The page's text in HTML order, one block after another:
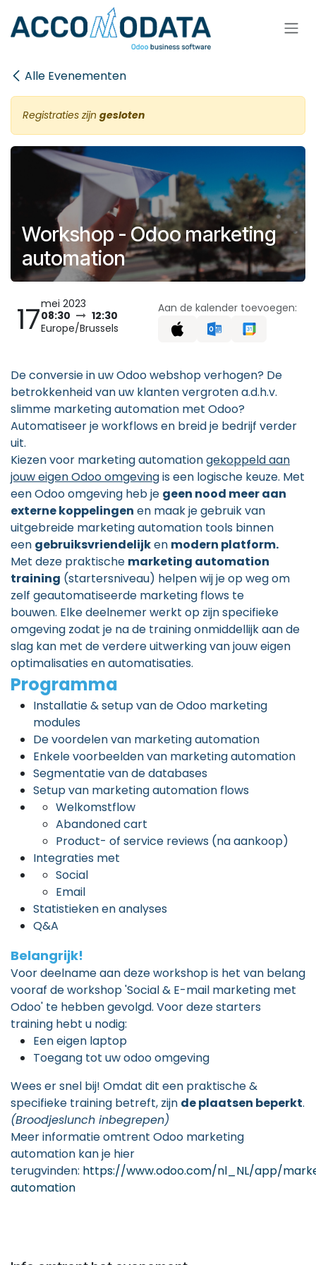
Overslaan naar inhoud
Alle Evenementen
Registraties zijn gesloten
Workshop - Odoo marketing
automation
17mei 2023
08:30
12:30
Europe/Brussels
Aan de kalender toevoegen:
De conversie in uw Odoo webshop verhogen? De
betrokkenheid van uw klanten vergroten a.d.h.v.
slimme marketing automation met Odoo?
Automatiseer je workflows en breid je bedrijf verder
uit.
Kiezen voor marketing automationgekoppeld aan
jouw eigen Odoo omgevingis een logische keuze. Met
een Odoo omgeving heb je geen nood meer aan
externe koppelingen en maak je gebruik van
uitgebreide marketing automation tools binnen
een gebruiksvriendelijken modern platform.
Met deze praktische marketing automation
training (startersniveau) helpen wij je op weg om
zelf geautomatiseerde marketing flows te
bouwen. Elke deelnemer werkt op zijn specifieke
omgeving zodat je na de training onmiddellijk aan de
slag kan met de verdere uitwerking van jouw eigen
optimalisaties en automatisaties.
Programma
Installatie & setup van de Odoo marketing
modules
De voordelen van marketing automation
Enkele voorbeelden van marketing automation
Segmentatie van de databases
Setup van marketing automation flows
Welkomstflow
Abandoned cart
Product- of service reviews (na aankoop)
Integraties met
Social
Email
Statistieken en analyses
Q&A
Belangrijk!
Voor deelname aan deze workshop is het van belang
vooraf de workshop'Social & E-mail marketing met
Odoo' te hebben gevolgd. Voor deze starters
training hebt u nodig:
Een eigen laptop
Toegang tot uw odoo omgeving
Wees er snel bij! Omdat dit een praktische &
specifieke training betreft, zijn de plaatsen beperkt.
(Broodjeslunch inbegrepen)
Meer informatie omtrent Odoo marketing
automation kan je hier
terugvinden: https://www.odoo.com/nl_NL/app/
automation